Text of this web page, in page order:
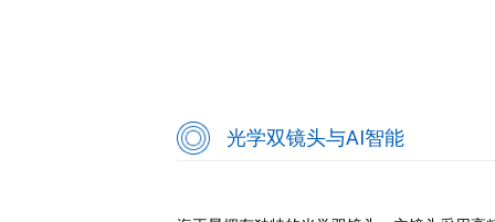
光学双镜头与AI智能